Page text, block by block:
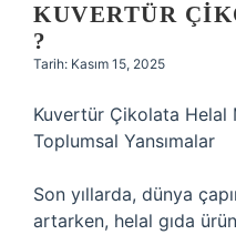
KUVERTÜR
?
Tarih: Kasım 15, 2025
Kuvertür Çikolata Helal
Toplumsal Yansımalar
Son yıllarda, dünya
artarken, helal gıda